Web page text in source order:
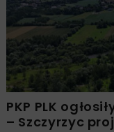
PKP PLK
– Szczyrzyc